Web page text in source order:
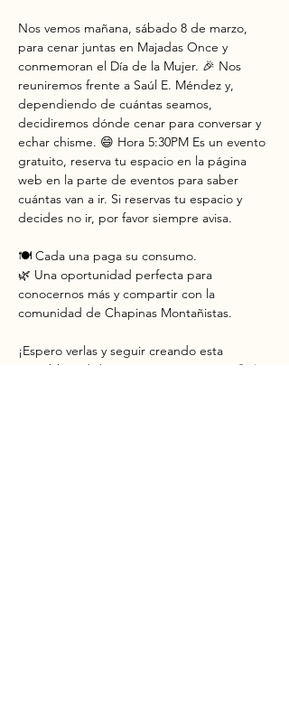
Nos vemos mañana, sábado 8 de marzo,
para cenar juntas en Majadas Once y
conmemoran el Día de la Mujer. 🎉 Nos
reuniremos frente a Saúl E. Méndez y,
dependiendo de cuántas seamos,
decidiremos dónde cenar para conversar y
echar chisme. 😄 Hora 5:30PM Es un evento
gratuito, reserva tu espacio en la página
web en la parte de eventos para saber
cuántas van a ir. Si reservas tu espacio y
decides no ir, por favor siempre avisa.
🍽️ Cada una paga su consumo.
🌿 Una oportunidad perfecta para
conocernos más y compartir con la
comunidad de Chapinas Montañistas.
¡Espero verlas y seguir creando esta
increíble red de mujeres aventureras! 💪⛰️